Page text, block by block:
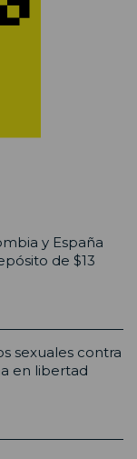
y España
de $13
sexuales contra
en libertad